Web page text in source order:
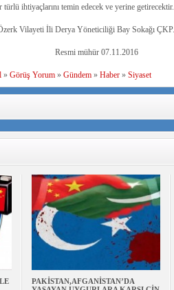
ihtiyaçlarını temin edecek ve yerine getirecektir.
Vilayeti İli Derya Yöneticiliği Bay Sokağı
Resmi mühür 07.11.2016
» Görüş Yorum» Gündem» Haber» Siyaset
PAKİSTAN,AFGANİSTAN’DA